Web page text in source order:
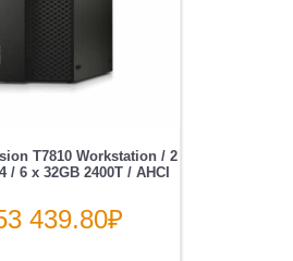
T7810 Workstation / 2
/ 6 x 32GB 2400T / AHCI
439.80₽